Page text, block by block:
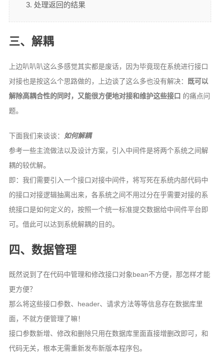
处理返回的结果
三、解耦
上边叭叭叭这么多感觉其实都是废话，因为毕竟现在系统进行接口
对接也是按这么个思路做的，上边谈了这么多也没有解决： 既可以
解除高耦合性的同时，又能很方便地对接和维护这些接口 的痛点问
题。
下面我们来谈谈：
如何解耦
参考一些主流做法以及设计方案，引入中间件是将两个系统之间解
耦的较优解。
即：我们需要引入一个接口对接中间件，将写死在系统内部代码中
的接口对接逻辑抽离出来，各系统之间不用过分在乎需要对接的系
统接口是如何定义的，按照一个统一标准提交数据给中间件平台即
可。借此可以达到系统解耦的目的。
四、数据管理
既然说到了在代码中管理和修改接口对象bean不方便，那怎样才能
更方便？
那么将这些接口参数、header、请求方法等等信息存在数据库里
面，不就方便管理了嘛！
接口参数新增、修改和删除只用在数据库里面直接增删改即可，和
代码无关，根本无需重新发布新版本程序包。